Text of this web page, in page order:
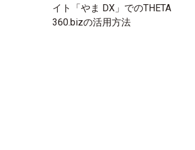
イト「やま DX」でのTHETA
360.bizの活用方法